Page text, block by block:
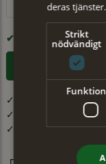
Röd Grå
✓ Öppet köp i 30
✓ Din beställning
✓ Snabb leverans från
deras tjänster.
Strikt
nödvändigt